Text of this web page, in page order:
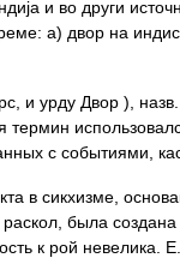
и во други
а) двор на
и урду Двор ),
с событиями,
сикхизме,
была
к рой невелика.